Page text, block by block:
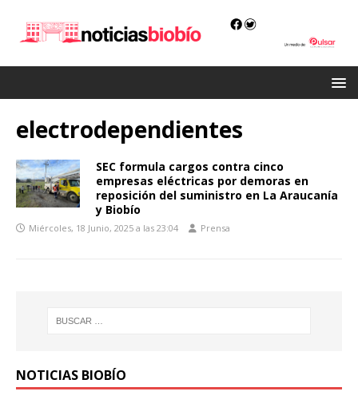
electrodependientes
SEC formula cargos contra cinco
empresas eléctricas por demoras en
reposición del suministro en La Araucanía
y Biobío
Miércoles, 18 Junio, 2025 a las 23:04 Prensa
NOTICIAS BIOBÍO